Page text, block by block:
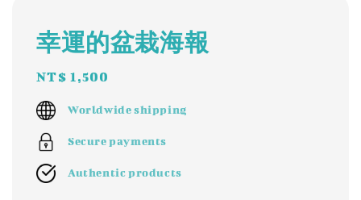
幸運的盆栽海報
Regular
price
NT$ 1,500
Worldwide shipping
Secure payments
Authentic products